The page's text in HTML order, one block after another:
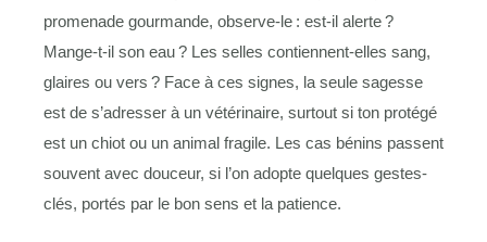
promenade gourmande, observe-le : est-il alerte ?
Mange-t-il son eau ? Les selles contiennent-elles sang,
glaires ou vers ? Face à ces signes, la seule sagesse
est de s’adresser à un vétérinaire, surtout si ton protégé
est un chiot ou un animal fragile. Les cas bénins passent
souvent avec douceur, si l’on adopte quelques gestes-
clés, portés par le bon sens et la patience.